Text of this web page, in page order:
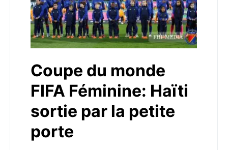
Coupe du monde
FIFA Féminine: Haïti
sortie par la petite
porte